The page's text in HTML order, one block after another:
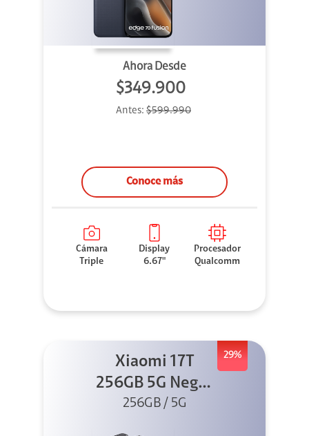
Ahora Desde
$349.900
Antes: $599.990
Conoce más
Cámara
Triple
Display
6.67"
Procesador
Qualcomm
29%
Xiaomi 17T
256GB 5G Negro
+ Sound
256GB / 5G